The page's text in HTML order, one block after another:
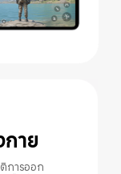
าย
การออก